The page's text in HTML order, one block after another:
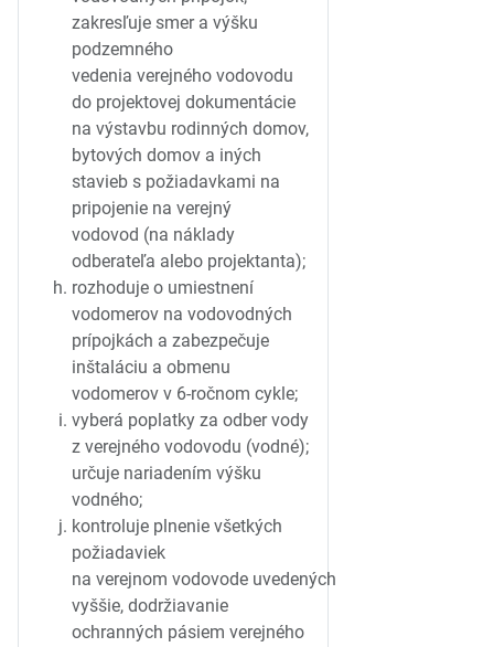
zakresľuje smer a výšku
podzemného
vedenia verejného vodovodu
do projektovej dokumentácie
na výstavbu rodinných domov,
bytových domov a iných
stavieb s požiadavkami na
pripojenie na verejný
vodovod (na náklady
odberateľa alebo projektanta);
rozhoduje o umiestnení
vodomerov na vodovodných
prípojkách a zabezpečuje
inštaláciu a obmenu
vodomerov v 6-ročnom cykle;
vyberá poplatky za odber vody
z verejného vodovodu (vodné);
určuje nariadením výšku
vodného;
kontroluje plnenie všetkých
požiadaviek
na verejnom vodovode uvedených
vyššie, dodržiavanie
ochranných pásiem verejného